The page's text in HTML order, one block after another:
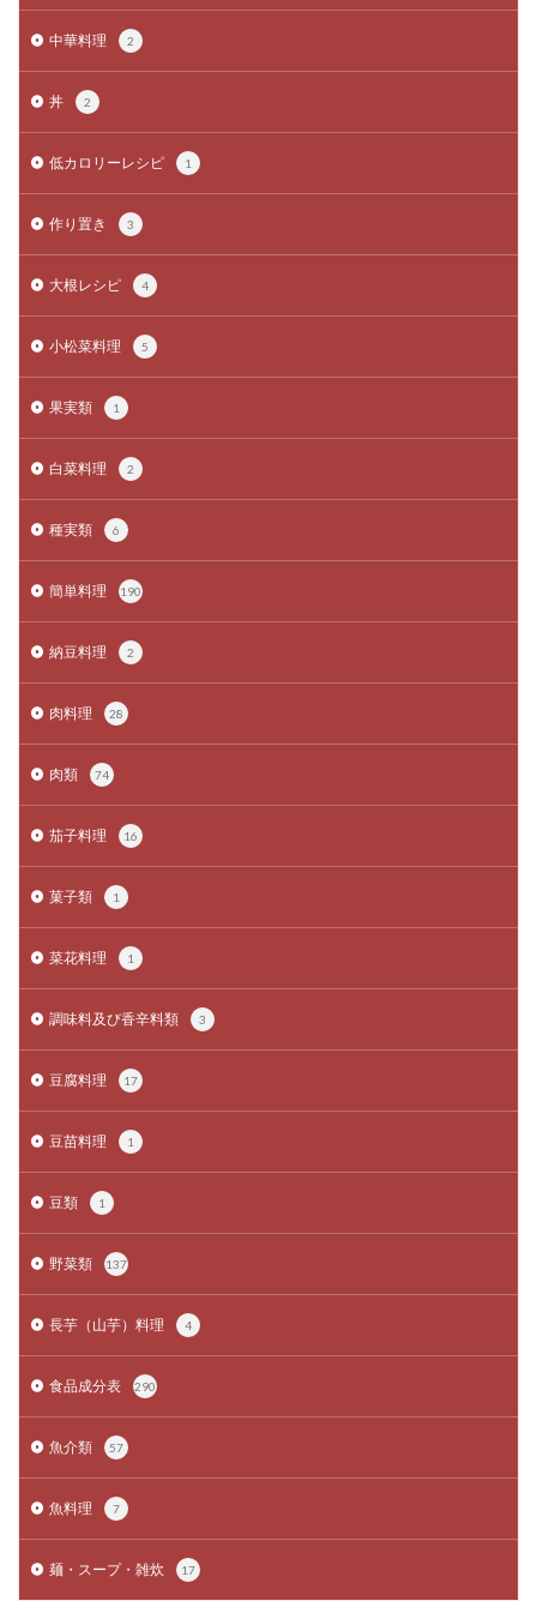
中華料理 2
丼 2
低カロリーレシピ 1
作り置き 3
大根レシピ 4
小松菜料理 5
果実類 1
白菜料理 2
種実類 6
簡単料理 190
納豆料理 2
肉料理 28
肉類 74
茄子料理 16
菓子類 1
菜花料理 1
調味料及び香辛料類 3
豆腐料理 17
豆苗料理 1
豆類 1
野菜類 137
長芋（山芋）料理 4
食品成分表 290
魚介類 57
魚料理 7
麺・スープ・雑炊 17